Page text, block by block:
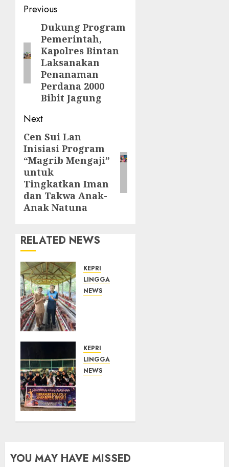
Post
navigation
Previous
Previous
post:
Dukung Program
Pemerintah,
Kapolres Bintan
Laksanakan
Penanaman
Perdana 2000
Bibit Jagung
Next
Next
post:
Cen Sui Lan
Inisiasi Program
“Magrib Mengaji”
untuk
Tingkatkan Iman
dan Takwa Anak-
Anak Natuna
RELATED NEWS
KEPRI
LINGGA
NEWS
Pasar,
BUMDes
Desa
08/08/2026
KEPRI
LINGGA
NEWS
Turnamen
Voli
YOU MAY HAVE MISSED